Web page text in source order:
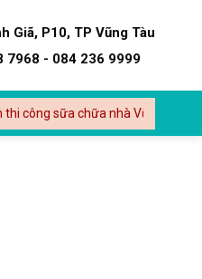
Giã, P10, TP Vũng Tàu
7968 - 084 236 9999
nhà Vũng Tàu | Thi công sơn